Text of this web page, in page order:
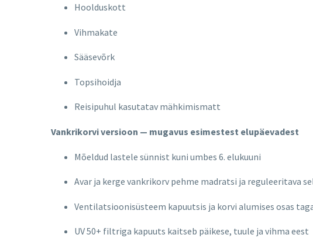
Hoolduskott
Vihmakate
Sääsevõrk
Topsihoidja
Reisipuhul kasutatav mähkimismatt
Vankrikorvi versioon — mugavus esimestest elupäevadest
Mõeldud lastele sünnist kuni umbes 6. elukuuni
Avar ja kerge vankrikorv pehme madratsi ja reguleeritava
Ventilatsioonisüsteem kapuutsis ja korvi alumises osas
UV 50+ filtriga kapuuts kaitseb päikese, tuule ja vihma eest